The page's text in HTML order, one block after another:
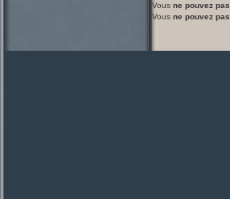
Vous ne pouvez pas
Vous ne pouvez pas